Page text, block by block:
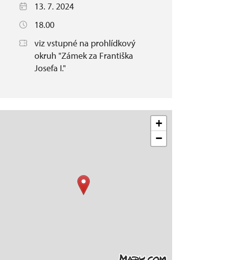
13. 7. 2024
18.00
viz vstupné na prohlídkový
okruh "Zámek za Františka
Josefa I."
+
−